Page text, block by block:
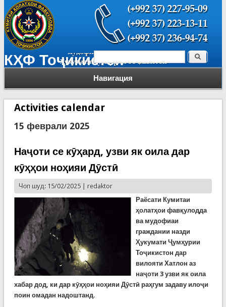
КҲФ Тоҷикистон
Навигация
Форма поиска Поиск
Activities calendar
15 феврали 2025
Наҷоти се кӯҳард, узви як оила дар
кӯҳҳои ноҳияи Дӯстӣ
Чоп шуд: 15/02/2025 | redaktor
Раёсати Кумитаи
ҳолатҳои фавқулодда
ва мудофиаи
граждании назди
Ҳукумати Ҷумҳурии
Тоҷикистон дар
вилояти Хатлон аз
наҷоти 3 узви як оила
хабар дод, ки дар кӯҳҳои ноҳияи Дӯстӣ раҳгум задаву илоҷи
поин омадан надоштанд.